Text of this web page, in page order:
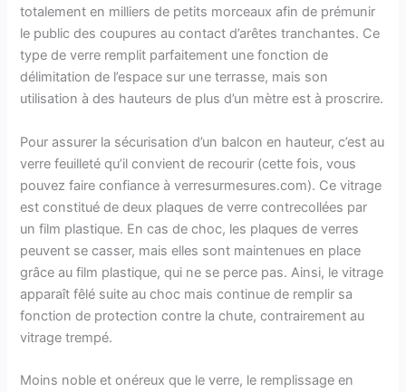
totalement en milliers de petits morceaux afin de prémunir
le public des coupures au contact d’arêtes tranchantes. Ce
type de verre remplit parfaitement une fonction de
délimitation de l’espace sur une terrasse, mais son
utilisation à des hauteurs de plus d’un mètre est à proscrire.
Pour assurer la sécurisation d’un balcon en hauteur, c’est au
verre feuilleté qu’il convient de recourir (cette fois, vous
pouvez faire confiance à verresurmesures.com). Ce vitrage
est constitué de deux plaques de verre contrecollées par
un film plastique. En cas de choc, les plaques de verres
peuvent se casser, mais elles sont maintenues en place
grâce au film plastique, qui ne se perce pas. Ainsi, le vitrage
apparaît fêlé suite au choc mais continue de remplir sa
fonction de protection contre la chute, contrairement au
vitrage trempé.
Moins noble et onéreux que le verre, le remplissage en